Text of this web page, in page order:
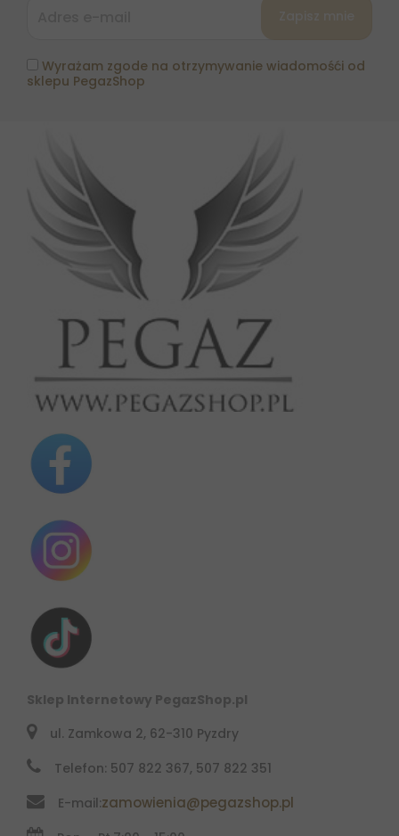
Wyrażam zgode na otrzymywanie wiadomośći od
sklepu PegazShop
Sklep Internetowy PegazShop.pl
ul. Zamkowa 2, 62-310 Pyzdry
Telefon: 507 822 367, 507 822 351
E-mail:zamowienia@pegazshop.pl